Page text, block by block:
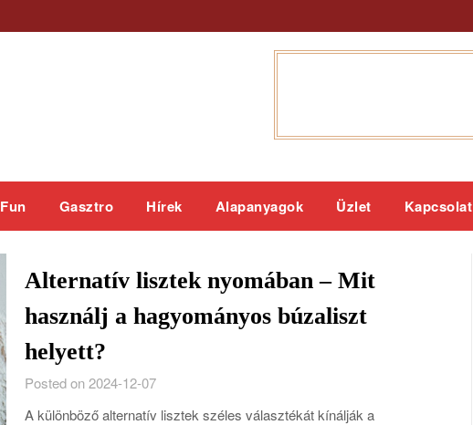
Fun Gasztro Hírek Alapanyagok Üzlet Kapcsolat
Alternatív lisztek nyomában – Mit
használj a hagyományos búzaliszt
helyett?
Posted on 2024-12-07
A különböző alternatív lisztek széles választékát kínálják a